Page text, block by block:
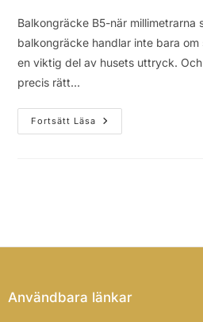
Balkongräcke B5-när millimetrarna
balkongräcke handlar inte bara
en viktig del av husets uttryck.
precis rätt…
Fortsätt Läsa
Användbara länkar